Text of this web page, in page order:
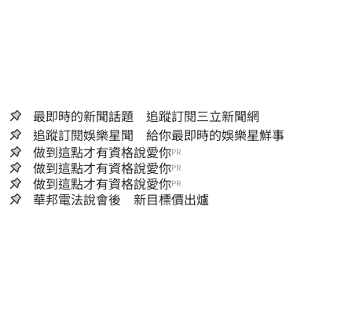
最即時的新聞話題 追蹤訂閱三立新聞網
追蹤訂閱娛樂星聞 給你最即時的娛樂星鮮事
做到這點才有資格說愛你PR
做到這點才有資格說愛你PR
做到這點才有資格說愛你PR
華邦電法說會後 新目標價出爐